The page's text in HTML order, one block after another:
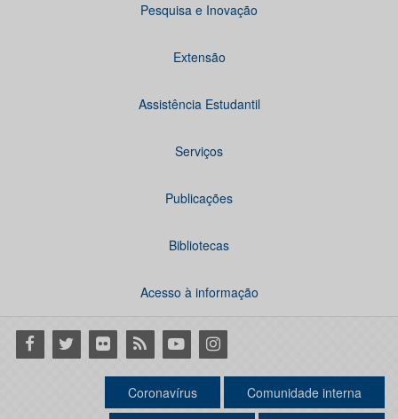
Pesquisa e Inovação
Extensão
Assistência Estudantil
Serviços
Publicações
Bibliotecas
Acesso à informação
Facebook
Twitter Flickr RSS YoutubeInstagram
Coronavírus Comunidade interna